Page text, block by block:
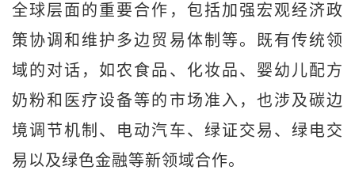
全球层面的重要合作，包括加强宏观经济政
策协调和维护多边贸易体制等。既有传统领
域的对话，如农食品、化妆品、婴幼儿配方
奶粉和医疗设备等的市场准入，也涉及碳边
境调节机制、电动汽车、绿证交易、绿电交
易以及绿色金融等新领域合作。